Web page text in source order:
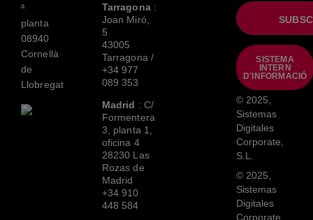
ª
planta
08940
Cornellà
de
Llobregat
Tarragona:
Joan Miró,
5
43005
Tarragona /
+34 977
089 353
Madrid : C/
Formentera
3, planta 1,
oficina 4
28230 Las
Rozas de
Madrid
+34 910
448 584
SISTEMA
INTERN
D'INFORMACIÓ
© 2025,
Sistemas
Digitales
Corporate,
S.L.
© 2025,
Sistemas
Digitales
Corporate,